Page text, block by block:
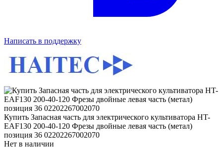
Написать в поддержку
Купить Запасная часть для электрического культиватора HT-
EAF130 200-40-120 Фрезы двойные левая часть (метал)
позиция 36 02202267002070
Нет в наличии